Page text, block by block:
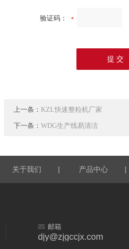
验证码：
上一条： KZL快速整粒机厂家
下一条：WDG生产线易清洁
关于我们 | 产品中心 |
邮箱
djy@zjgccjx.com